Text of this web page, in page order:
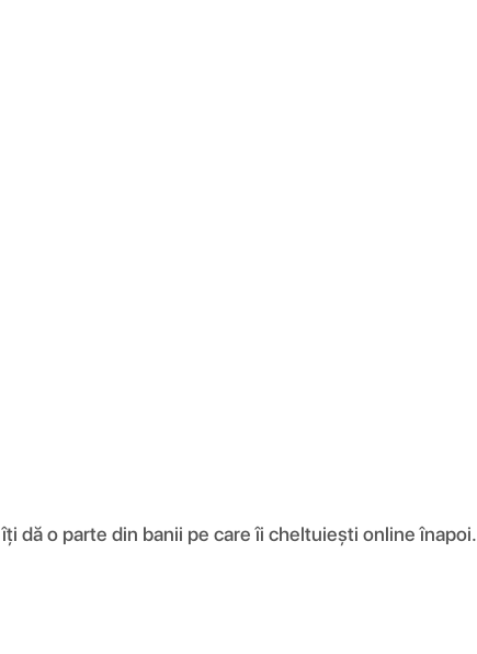
dă o parte din banii pe care îi cheltuiești online înapoi.